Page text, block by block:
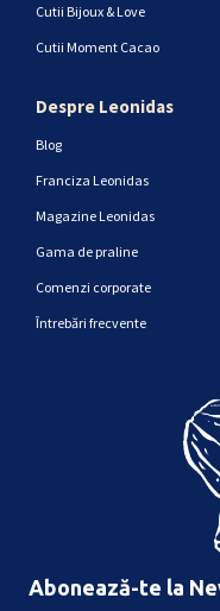
Cutii Bijoux & Love
Cutii Moment Cacao
Despre Leonidas
Blog
Franciza Leonidas
Magazine Leonidas
Gama de praline
Comenzi corporate
Întrebări frecvente
Abonează-te la